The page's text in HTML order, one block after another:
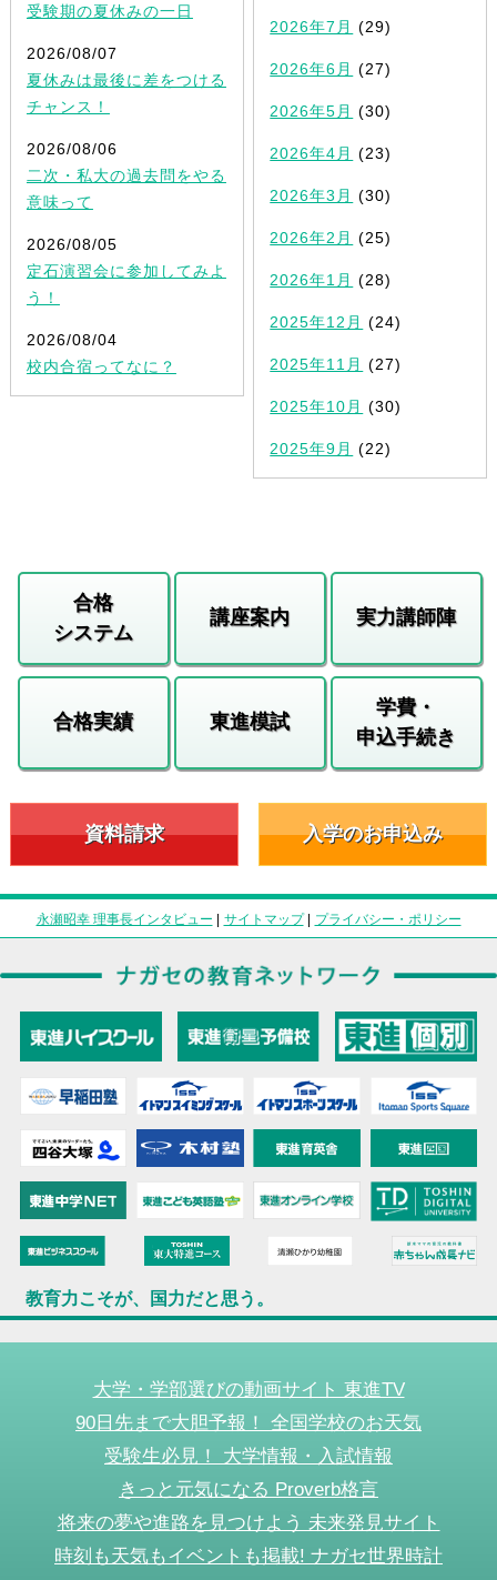
受験期の夏休みの一日
2026/08/07
夏休みは最後に差をつける
チャンス！
2026/08/06
二次・私大の過去問をやる
意味って
2026/08/05
定石演習会に参加してみよ
う！
2026/08/04
校内合宿ってなに？
2026年7月 (29)
2026年6月 (27)
2026年5月 (30)
2026年4月 (23)
2026年3月 (30)
2026年2月 (25)
2026年1月 (28)
2025年12月 (24)
2025年11月 (27)
2025年10月 (30)
2025年9月 (22)
合格
システム
講座案内 実力講師陣
合格実績 東進模試
学費・
申込手続き
資料請求 入学のお申込み
永瀬昭幸 理事長インタビュー | サイトマップ| プライバシー・ポリシー
教育力こそが、国力だと思う。
大学・学部選びの動画サイト 東進TV
90日先まで大胆予報！ 全国学校のお天気
受験生必見！ 大学情報・入試情報
きっと元気になる Proverb格言
将来の夢や進路を見つけよう 未来発見サイト
時刻も天気もイベントも掲載! ナガセ世界時計